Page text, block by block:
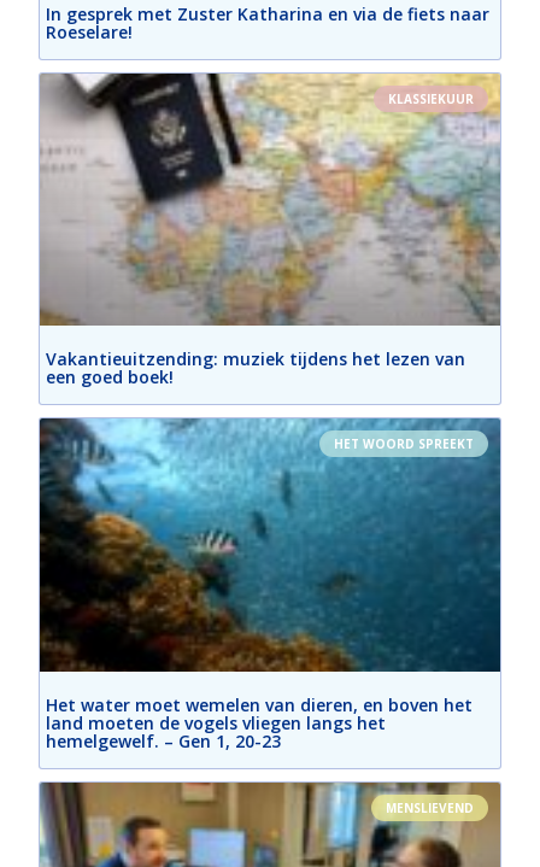
In gesprek met Zuster Katharina en via de fiets naar
Roeselare!
KLASSIEKUUR
Vakantieuitzending: muziek tijdens het lezen van
een goed boek!
HET WOORD SPREEKT
Het water moet wemelen van dieren, en boven het
land moeten de vogels vliegen langs het
hemelgewelf. – Gen 1, 20-23
MENSLIEVEND